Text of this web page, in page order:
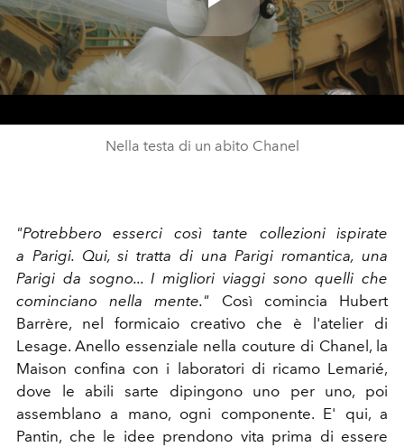
Play
Nella testa di un abito Chanel
"Potrebbero esserci così tante collezioni ispirate
a Parigi. Qui, si tratta di una Parigi romantica, una
Parigi da sogno... I migliori viaggi sono quelli che
cominciano nella mente." Così comincia Hubert
Barrère, nel formicaio creativo che è l'atelier di
Lesage. Anello essenziale nella couture di Chanel, la
Maison confina con i laboratori di ricamo Lemarié,
dove le abili sarte dipingono uno per uno, poi
assemblano a mano, ogni componente. E' qui, a
Pantin, che le idee prendono vita prima di essere